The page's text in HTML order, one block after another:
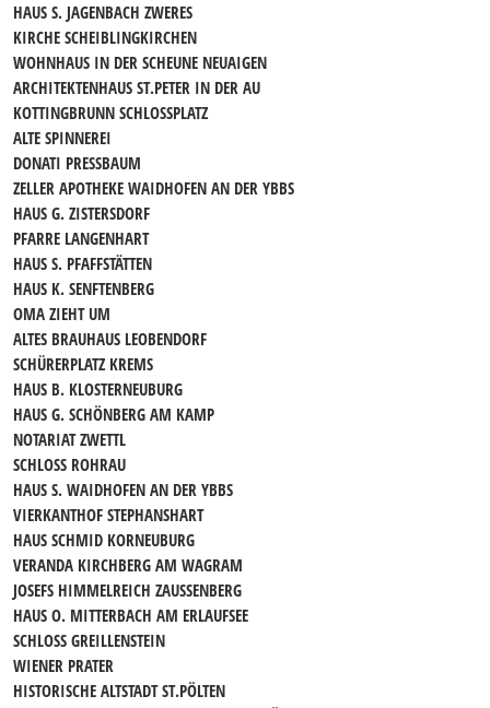
HAUS S. JAGENBACH ZWERES
KIRCHE SCHEIBLINGKIRCHEN
WOHNHAUS IN DER SCHEUNE NEUAIGEN
ARCHITEKTENHAUS ST.PETER IN DER AU
KOTTINGBRUNN SCHLOSSPLATZ
ALTE SPINNEREI
DONATI PRESSBAUM
ZELLER APOTHEKE WAIDHOFEN AN DER YBBS
HAUS G. ZISTERSDORF
PFARRE LANGENHART
HAUS S. PFAFFSTÄTTEN
HAUS K. SENFTENBERG
OMA ZIEHT UM
ALTES BRAUHAUS LEOBENDORF
SCHÜRERPLATZ KREMS
HAUS B. KLOSTERNEUBURG
HAUS G. SCHÖNBERG AM KAMP
NOTARIAT ZWETTL
SCHLOSS ROHRAU
HAUS S. WAIDHOFEN AN DER YBBS
VIERKANTHOF STEPHANSHART
HAUS SCHMID KORNEUBURG
VERANDA KIRCHBERG AM WAGRAM
JOSEFS HIMMELREICH ZAUSSENBERG
HAUS O. MITTERBACH AM ERLAUFSEE
SCHLOSS GREILLENSTEIN
WIENER PRATER
HISTORISCHE ALTSTADT ST.PÖLTEN